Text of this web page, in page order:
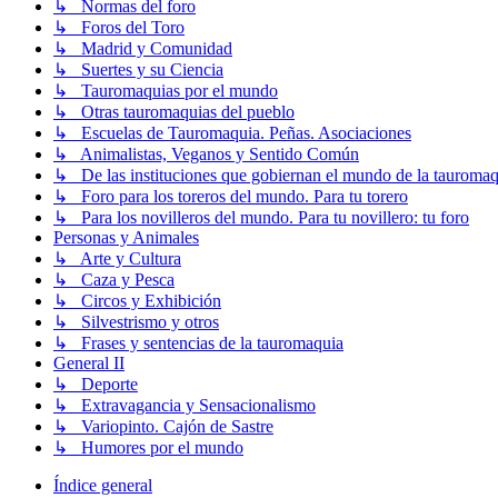
↳ Normas del foro
↳ Foros del Toro
↳ Madrid y Comunidad
↳ Suertes y su Ciencia
↳ Tauromaquias por el mundo
↳ Otras tauromaquias del pueblo
↳ Escuelas de Tauromaquia. Peñas. Asociaciones
↳ Animalistas, Veganos y Sentido Común
↳ De las instituciones que gobiernan el mundo de la
↳ Foro para los toreros del mundo. Para tu torero
↳ Para los novilleros del mundo. Para tu novillero: tu foro
Personas y Animales
↳ Arte y Cultura
↳ Caza y Pesca
↳ Circos y Exhibición
↳ Silvestrismo y otros
↳ Frases y sentencias de la tauromaquia
General II
↳ Deporte
↳ Extravagancia y Sensacionalismo
↳ Variopinto. Cajón de Sastre
↳ Humores por el mundo
Índice general